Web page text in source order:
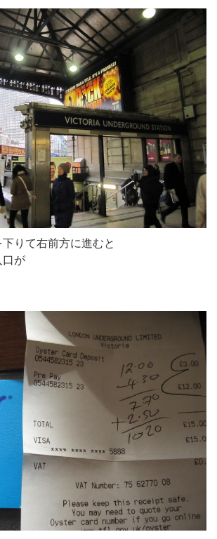
りて右前方に進むと
口が